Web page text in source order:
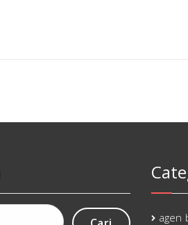
agen